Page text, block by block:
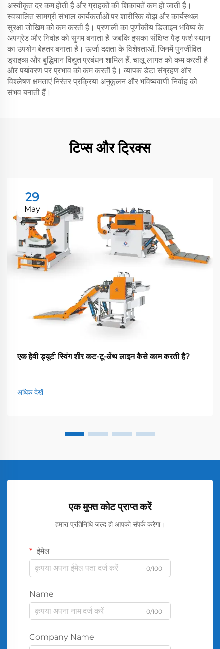
अस्वीकृत दर कम होती है और ग्राहकों की शिकायतें कम हो जाती है।
स्वचालित सामग्री संभाल कार्यकर्ताओं पर शारीरिक बोझ और कार्यस्थल
सुरक्षा जोखिम को कम करती है। प्रणाली का पूर्णांकीय डिजाइन भविष्य के
अपग्रेड और निर्वाह को सुगम बनाता है, जबकि इसका संक्षिप्त पैड़ फर्श स्थान
का उपयोग बेहतर बनाता है। ऊर्जा दक्षता के विशेषताओं, जिनमें पुनर्जीवित
ड्राइव्स और बुद्धिमान विद्युत प्रबंधन शामिल हैं, चालू लागत को कम करती है
और पर्यावरण पर प्रभाव को कम करती है। व्यापक डेटा संग्रहण और
विश्लेषण क्षमताएं निरंतर प्रक्रिया अनुकूलन और भविष्यवाणी निर्वाह को
संभव बनाती हैं।
टिप्स और ट्रिक्स
29
May
एक हेवी ड्यूटी स्विंग शीर कट-टू-लेंथ लाइन कैसे काम करती है?
अधिक देखें
एक मुफ्त कोट प्राप्त करें
हमारा प्रतिनिधि जल्द ही आपको संपर्क करेगा।
ईमेल
0/100
Name
0/100
Company Name